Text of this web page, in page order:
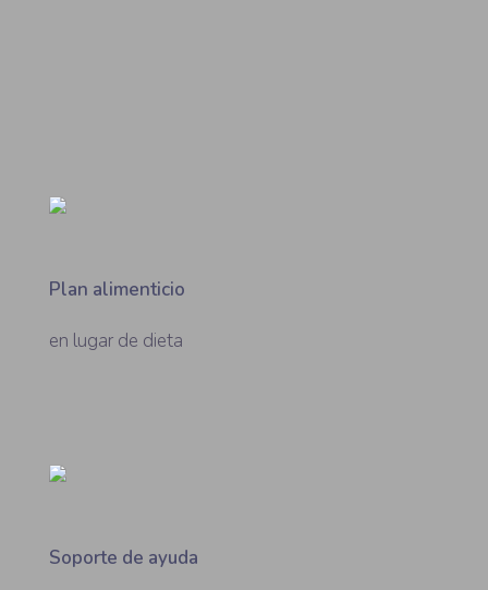
Plan alimenticio
en lugar de dieta
Soporte de ayuda